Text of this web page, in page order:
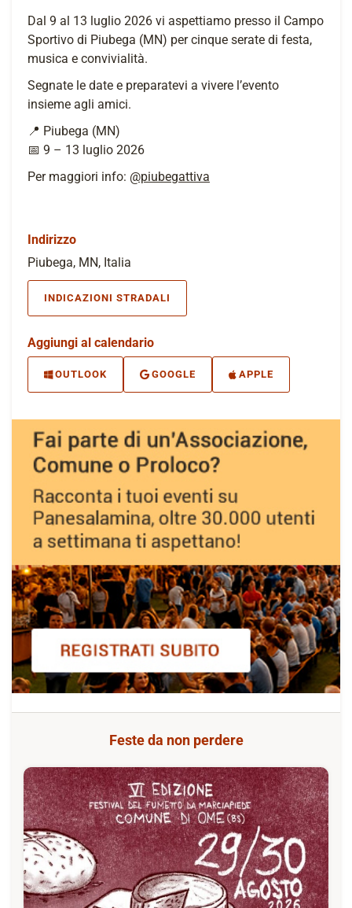
Dal 9 al 13 luglio 2026 vi aspettiamo presso il Campo
Sportivo di Piubega (MN) per cinque serate di festa,
musica e convivialità.
Segnate le date e preparatevi a vivere l’evento
insieme agli amici.
📍 Piubega (MN)
📅 9 – 13 luglio 2026
Per maggiori info: @piubegattiva
Indirizzo
Piubega, MN, Italia
INDICAZIONI STRADALI
Aggiungi al calendario
OUTLOOK GOOGLE APPLE
Feste da non perdere